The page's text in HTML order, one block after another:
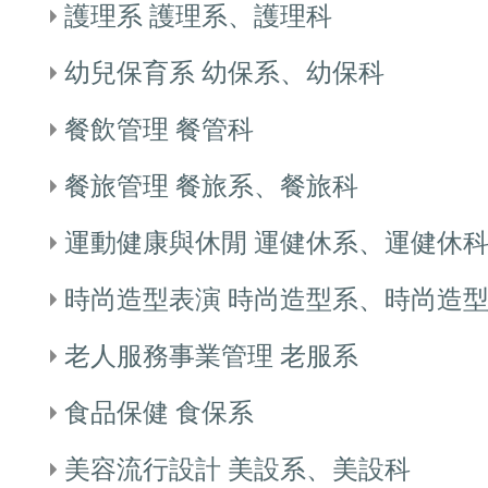
護理系 護理系、護理科
幼兒保育系 幼保系、幼保科
餐飲管理 餐管科
餐旅管理 餐旅系、餐旅科
運動健康與休閒 運健休系、運健休
時尚造型表演 時尚造型系、時尚造
老人服務事業管理 老服系
食品保健 食保系
美容流行設計 美設系、美設科